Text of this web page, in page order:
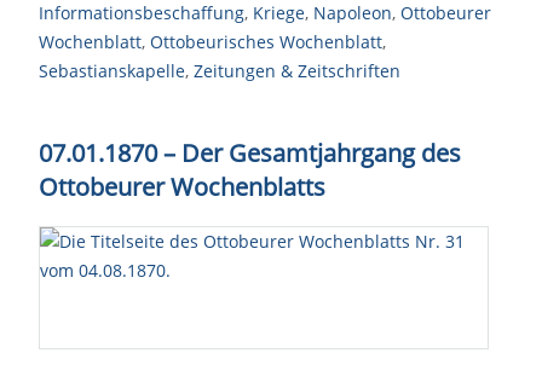
Informationsbeschaffung, Kriege, Napoleon, Ottobeurer
Wochenblatt, Ottobeurisches Wochenblatt,
Sebastianskapelle, Zeitungen & Zeitschriften
07.01.1870– Der Gesamtjahrgang des
Ottobeurer Wochenblatts